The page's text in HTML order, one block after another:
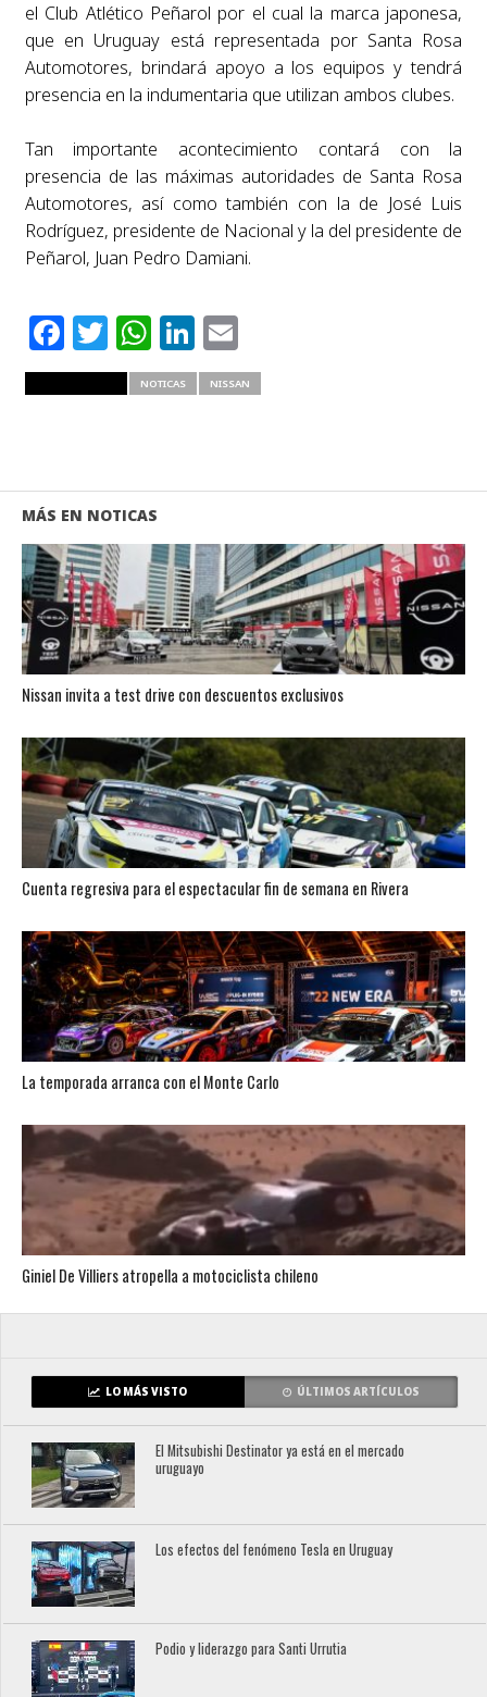
el Club Atlético Peñarol por el cual la marca japonesa,
que en Uruguay está representada por Santa Rosa
Automotores, brindará apoyo a los equipos y tendrá
presencia en la indumentaria que utilizan ambos clubes.
Tan importante acontecimiento contará con la
presencia de las máximas autoridades de Santa Rosa
Automotores, así como también con la de José Luis
Rodríguez, presidente de Nacional y la del presidente de
Peñarol, Juan Pedro Damiani.
Facebook
Twitter
WhatsApp
LinkedIn
Email
NOTICAS NISSAN
MÁS EN NOTICAS
Nissan invita a test drive con descuentos exclusivos
Cuenta regresiva para el espectacular fin de semana en Rivera
La temporada arranca con el Monte Carlo
Giniel De Villiers atropella a motociclista chileno
LO MÁS VISTO ÚLTIMOS ARTÍCULOS
El Mitsubishi Destinator ya está en el mercado
uruguayo
Los efectos del fenómeno Tesla en Uruguay
Podio y liderazgo para Santi Urrutia